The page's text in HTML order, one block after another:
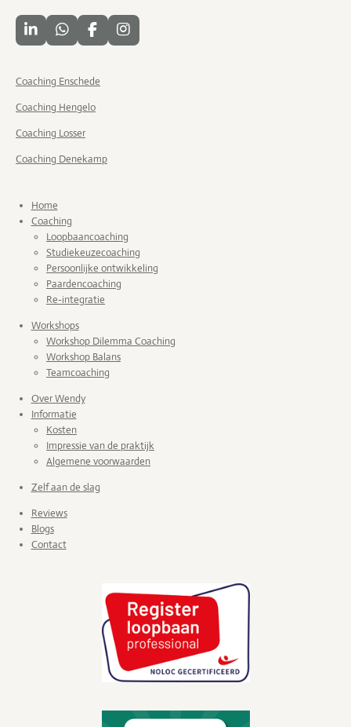
L
i
k
d
n
W
h
t
A
p
F
a
e
o
I
n
Coaching Enschede
Coaching Hengelo
Coaching Losser
Coaching Denekamp
Home
Coaching
Loopbaancoaching
Studiekeuzecoaching
Persoonlijke ontwikkeling
Paardencoaching
Re-integratie
Workshops
Workshop Dilemma Coaching
Workshop Balans
Teamcoaching
Over Wendy
Informatie
Kosten
Impressie van de praktijk
Algemene voorwaarden
Zelf aan de slag
Reviews
Blogs
Contact